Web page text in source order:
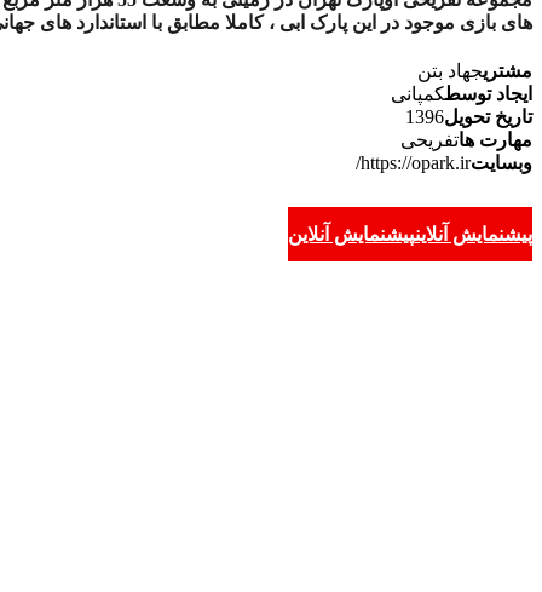
های بازی موجود در این پارک ابی ، کاملا مطابق با استاندارد های
مشتریجهاد بتن
ایجاد توسطکمپانی
تاریخ تحویل1396
مهارت هاتفریحی
وبسایتhttps://opark.ir/
پیشنمایش آنلاینپیشنمایش آنلاین